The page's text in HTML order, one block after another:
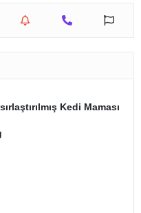
Kedi Maması